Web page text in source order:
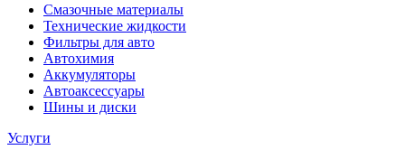
Смазочные материалы
Технические жидкости
Фильтры для авто
Автохимия
Аккумуляторы
Автоаксессуары
Шины и диски
Услуги